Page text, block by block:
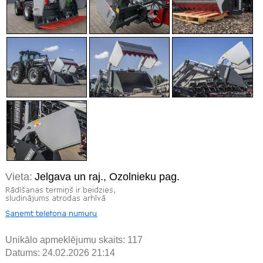
Vieta: Jelgava un raj., Ozolnieku pag.
Unikālo apmeklējumu skaits: 117
Datums: 24.02.2026 21:14